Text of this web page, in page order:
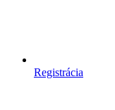
Registrácia